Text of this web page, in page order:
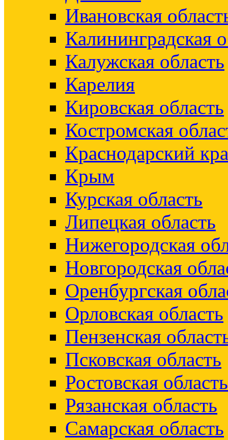
Ивановская
Калининградская
Калужская область
Карелия
Кировская область
Костромская
Краснодарский
Крым
Курская область
Липецкая область
Нижегородская
Новгородская
Оренбургская
Орловская область
Пензенская
Псковская область
Ростовская область
Рязанская область
Самарская область